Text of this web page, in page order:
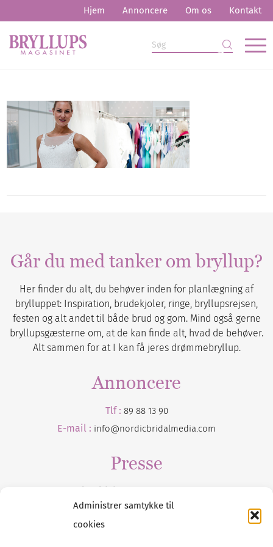
Administrer samtykke til
cookies
Hjem Annoncere Om os Kontakt
Går du med tanker om bryllup?
Her finder du alt, du behøver inden for planlægning af
brylluppet: Inspiration, brudekjoler, ringe, bryllupsrejsen,
festen og alt andet til både brud og gom. Mind også gerne
bryllupsgæsterne om, at de kan finde alt, hvad de behøver.
Alt sammen for at I kan få jeres drømmebryllup.
Annoncere
Tlf : 89 88 13 90
E-mail : info@nordicbridalmedia.com
Presse
Tilmeld dig vores